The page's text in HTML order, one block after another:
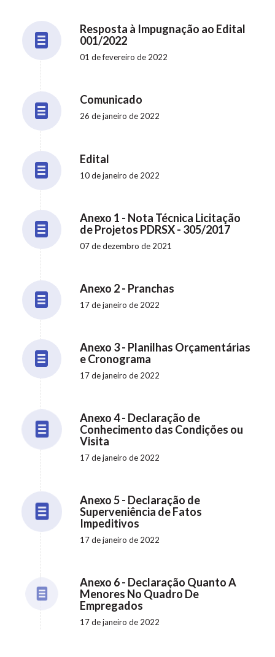
Resposta à Impugnação ao Edital
001/2022
01 de fevereiro de 2022
Comunicado
26 de janeiro de 2022
Edital
10 de janeiro de 2022
Anexo 1 - Nota Técnica Licitação
de Projetos PDRSX - 305/2017
07 de dezembro de 2021
Anexo 2 - Pranchas
17 de janeiro de 2022
Anexo 3 - Planilhas Orçamentárias
e Cronograma
17 de janeiro de 2022
Anexo 4 - Declaração de
Conhecimento das Condições ou
Visita
17 de janeiro de 2022
Anexo 5 - Declaração de
Superveniência de Fatos
Impeditivos
17 de janeiro de 2022
Anexo 6 - Declaração Quanto A
Menores No Quadro De
Empregados
17 de janeiro de 2022